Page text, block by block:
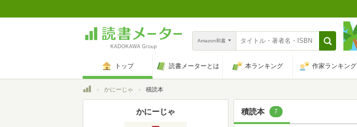
Amazon和書
トップ 読書メーターとは 本ランキング 作家ランキング
トップかにーじゃ 積読本
積読本 7
かにーじゃ